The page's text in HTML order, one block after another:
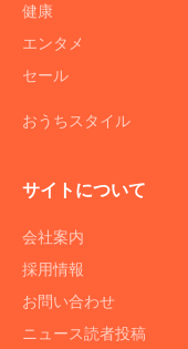
健康
エンタメ
セール
おうちスタイル
サイトについて
会社案内
採用情報
お問い合わせ
ニュース読者投稿